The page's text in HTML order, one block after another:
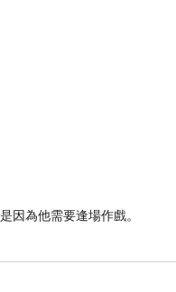
因為他需要逢場作戲。